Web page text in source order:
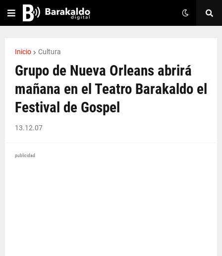
Inicio Cultura
Grupo de Nueva Orleans abrirá
mañana en el Teatro Barakaldo el
Festival de Gospel
13.12.07
publicidad